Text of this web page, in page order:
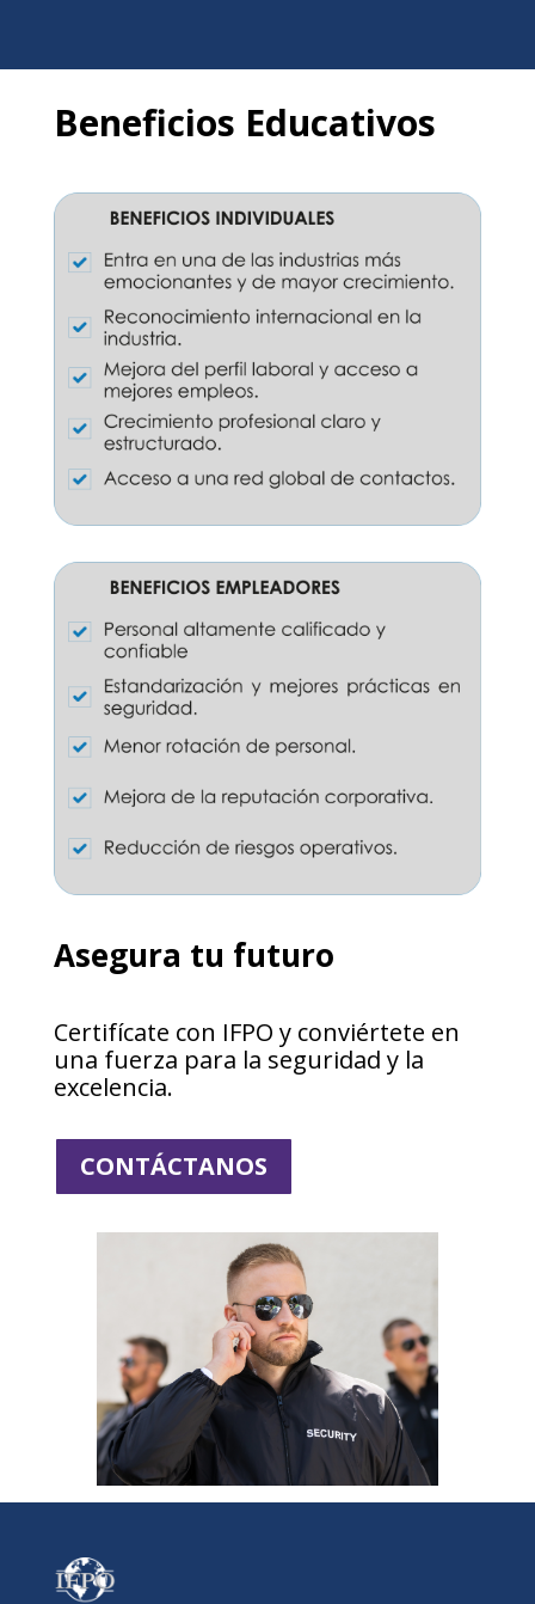
Beneficios Educativos
Asegura tu futuro
Certifícate con IFPO y conviértete en
una fuerza para la seguridad y la
excelencia.
CONTÁCTANOS